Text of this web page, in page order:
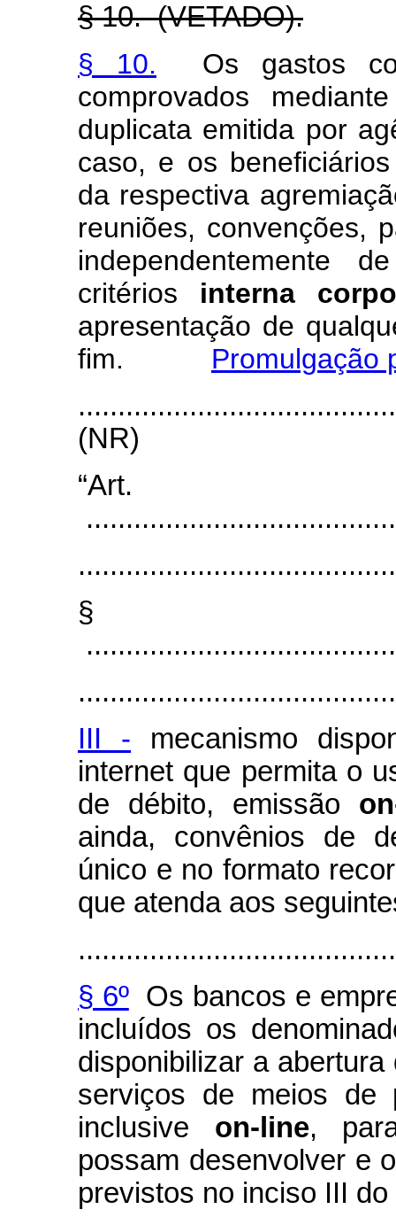
§ 10. (VETADO).
§ 10. Os gastos
comprovados
duplicata emitida por
caso, e os
da respectiva
reuniões, convenções,
independentemente
critérios interna
apresentação de
fim. Promulgação
(NR)
§
III - mecanismo
internet que permita o
de débito, emissão
ainda, convênios de
único e no formato
que atenda aos
§ 6ºOs bancos e
incluídos os
disponibilizar a
serviços de meios de
inclusive on-line,
possam desenvolver e
previstos no inciso III do